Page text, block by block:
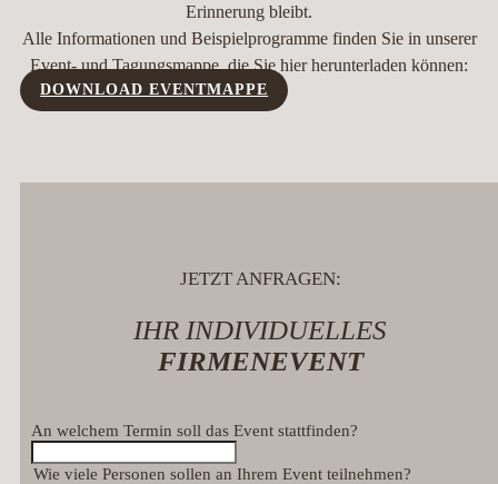
Erinnerung bleibt.
Alle Informationen und Beispielprogramme finden Sie in unserer
Event- und Tagungsmappe, die Sie hier herunterladen können:
DOWNLOAD EVENTMAPPE
JETZT ANFRAGEN:
IHR INDIVIDUELLES
FIRMENEVENT
An welchem Termin soll das Event stattfinden?
Wie viele Personen sollen an Ihrem Event teilnehmen?